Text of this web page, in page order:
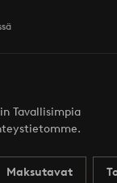
Tavallisimpia
Maksutavat